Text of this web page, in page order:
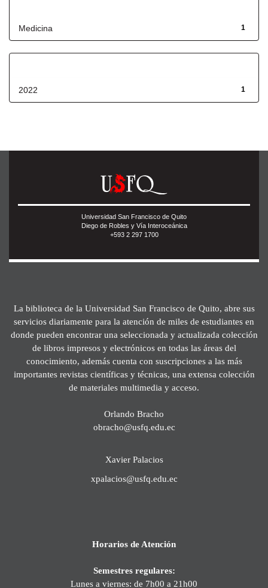
1
Medicina
1
2022
Universidad San Francisco de Quito
Diego de Robles y Vía Interoceánica
+593 2 297 1700
La biblioteca de la Universidad San Francisco de Quito, abre sus
servicios diariamente para la atención de miles de estudiantes en
donde pueden encontrar una seleccionada y actualizada colección
de libros impresos y electrónicos en todas las áreas del
conocimiento, además cuenta con suscripciones a las más
importantes revistas científicas y técnicas, una extensa colección
de materiales multimedia y acceso.
Orlando Bracho
obracho@usfq.edu.ec
Xavier Palacios
xpalacios@usfq.edu.ec
Horarios de Atención
Semestres regulares:
Lunes a viernes: de 7h00 a 21h00